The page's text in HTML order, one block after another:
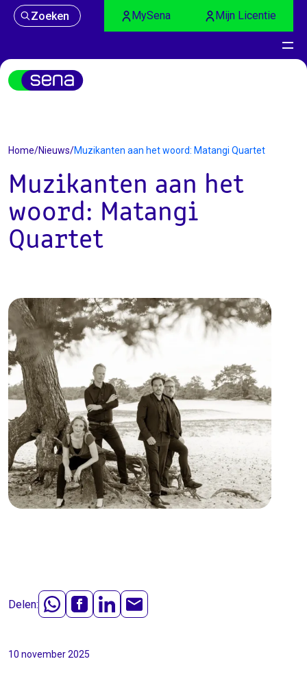
Zoeken MySena Mijn Licentie
Home/Nieuws/Muzikanten aan het woord: Matangi Quartet
Muzikanten aan het
woord: Matangi
Quartet
Delen:
10 november 2025